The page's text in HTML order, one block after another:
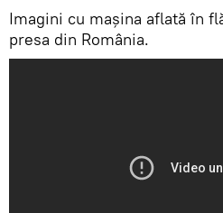
Imagini cu mașina aflată în
presa din România.